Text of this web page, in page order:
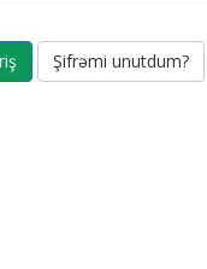
Şifrəmi unutdum?